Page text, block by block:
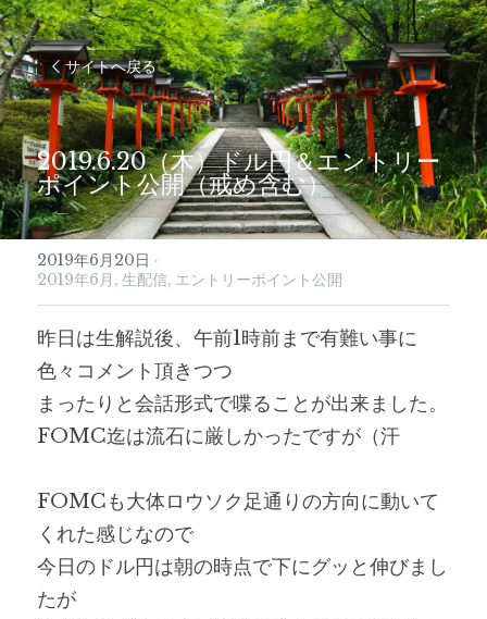
サイトへ戻る
2019.6.20（木）ドル円＆エントリー
ポイント公開（戒め含む）
2019年6月20日 ·
2019年6月, 生配信, エントリーポイント公開
昨日は生解説後、午前1時前まで有難い事に
色々コメント頂きつつ
まったりと会話形式で喋ることが出来ました。
FOMC迄は流石に厳しかったですが（汗
FOMCも大体ロウソク足通りの方向に動いて
くれた感じなので
今日のドル円は朝の時点で下にグッと伸びまし
たが